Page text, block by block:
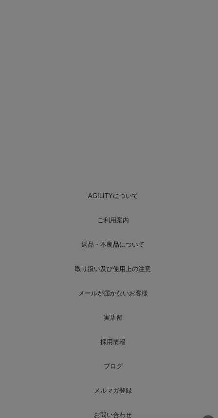
AGILITYについて
ご利用案内
返品・不良品について
取り扱い及び使用上の注意
メールが届かないお客様
実店舗
採用情報
ブログ
メルマガ登録
お問い合わせ